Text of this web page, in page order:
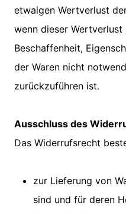
etwaigen Wertverlust
wenn dieser
Beschaffenheit,
der Waren nicht
zurückzuführen ist.
Ausschluss des
Das Widerrufsrecht
zur Lieferung von
sind und für deren